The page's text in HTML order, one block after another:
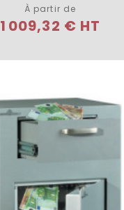
À partir de
1 009,32 € HT